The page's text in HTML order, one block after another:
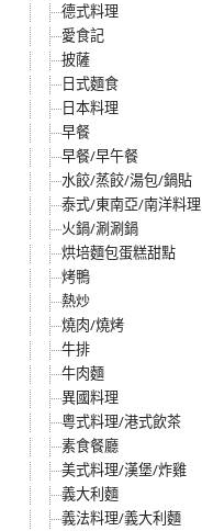
德式料理
愛食記
披薩
日式麵食
日本料理
早餐
早餐/早午餐
水餃/蒸餃/湯包/鍋貼
泰式/東南亞/南洋料理
火鍋/涮涮鍋
烘培麵包蛋糕甜點
烤鴨
熱炒
燒肉/燒烤
牛排
牛肉麵
異國料理
粵式料理/港式飲茶
素食餐廳
美式料理/漢堡/炸雞
義大利麵
義法料理/義大利麵